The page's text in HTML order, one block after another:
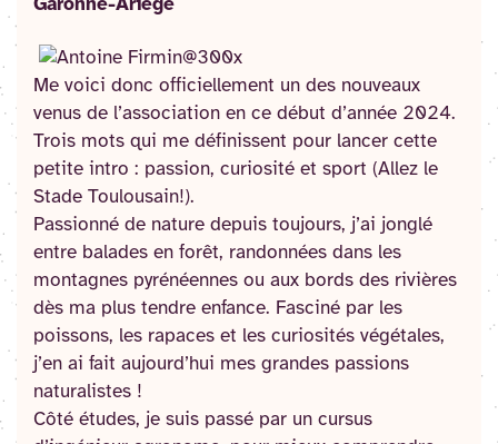
Me voici donc officiellement un des nouveaux
venus de l’association en ce début d’année 2024.
Trois mots qui me définissent pour lancer cette
petite intro : passion, curiosité et sport (Allez le
Stade Toulousain!).
Passionné de nature depuis toujours, j’ai jonglé
entre balades en forêt, randonnées dans les
montagnes pyrénéennes ou aux bords des rivières
dès ma plus tendre enfance. Fasciné par les
poissons, les rapaces et les curiosités végétales,
j’en ai fait aujourd’hui mes grandes passions
naturalistes !
Côté études, je suis passé par un cursus